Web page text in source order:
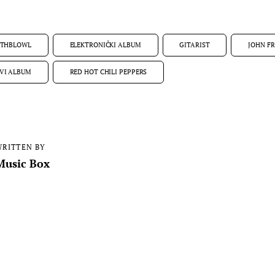
ELEKTRONIČKI ALBUM GITARIST JOHN
ALBUM RED HOT CHILI PEPPERS
BY
Box